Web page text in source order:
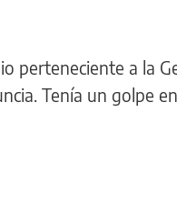
perteneciente a la
Tenía un golpe